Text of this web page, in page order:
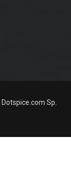
Dotspice.com Sp.